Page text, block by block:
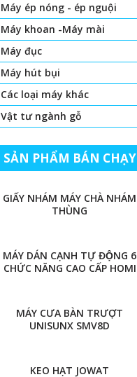
Máy ép nóng - ép nguội
Máy khoan -Máy mài
Máy đục
Máy hút bụi
Các loại máy khác
Vật tư ngành gỗ
SẢN PHẨM BÁN CHẠY
GIẤY NHÁM MÁY CHÀ NHÁM
THÙNG
MÁY DÁN CẠNH TỰ ĐỘNG 6
CHỨC NĂNG CAO CẤP HOMI
MÁY CƯA BÀN TRƯỢT
UNISUNX SMV8D
KEO HẠT JOWAT